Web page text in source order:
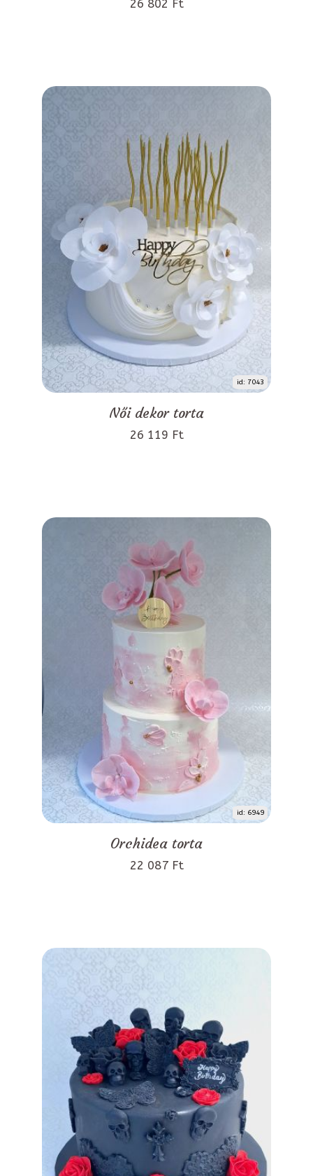
26 802 Ft
id: 7043
Női dekor torta
26 119 Ft
id: 6949
Orchidea torta
22 087 Ft